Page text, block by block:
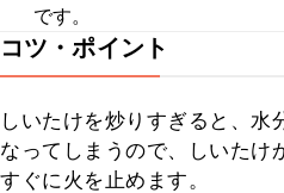
です。
コツ・ポイント
しいたけを炒りすぎると、水
なってしまうので、しいたけ
すぐに火を止めます。